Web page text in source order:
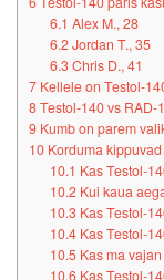
6.1 Alex M., 28
6.2Jordan T., 35
6.3Chris D., 41
7 Kellele on Testol-
8Testol-140 vs
9 Kumb on parem
10 Korduma
10.1 Kas Testol-
10.2Kui kaua
10.3Kas Testol-
10.4Kas Testol-
10.5Kas ma vajan
10.6Kas Testol-